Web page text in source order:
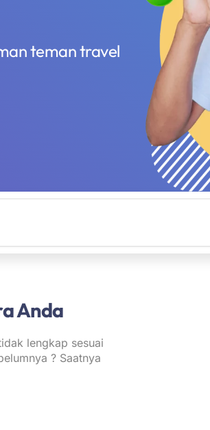
teman travel
Anda
lengkap sesuai
? Saatnya